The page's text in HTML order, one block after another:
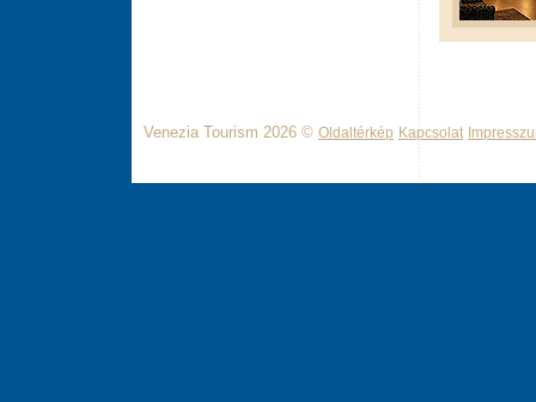
Venezia Tourism 2026 © Oldaltérkép Kapcsolat